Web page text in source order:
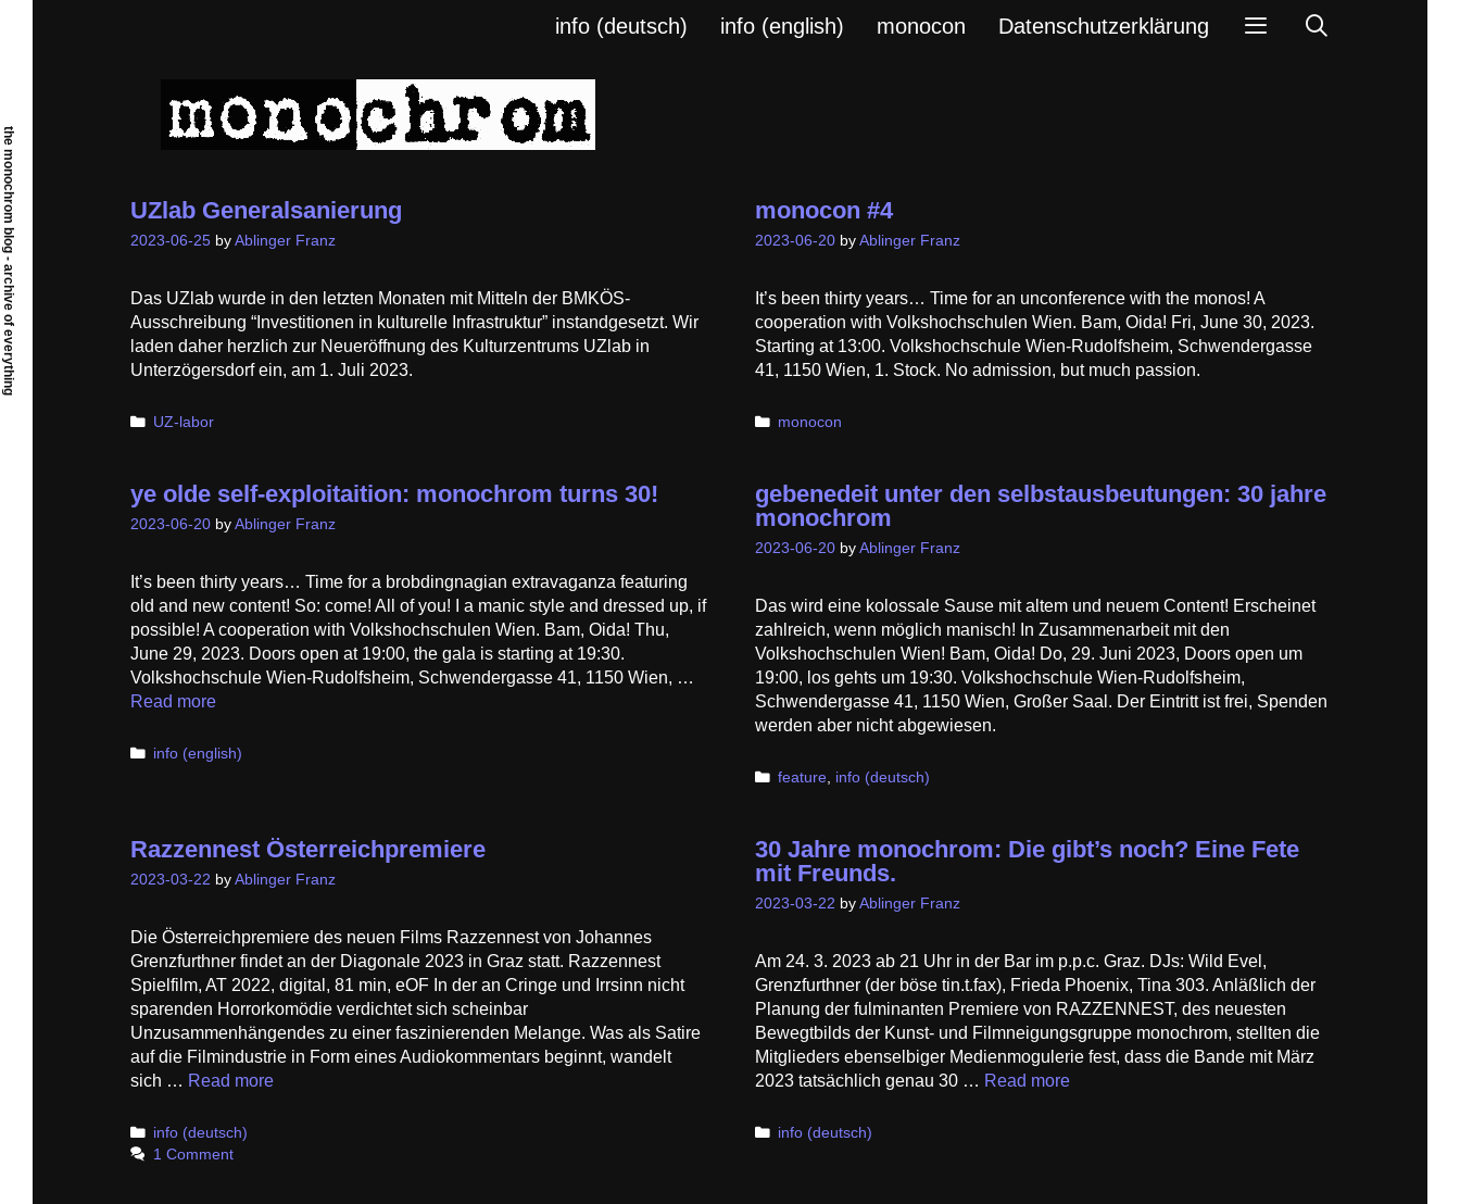
info (deutsch) info (english) monocon Datenschutzerklärung
UZlab Generalsanierung
2023-06-25 by Ablinger Franz
Das UZlab wurde in den letzten Monaten mit Mitteln der BMKÖS-
Ausschreibung “Investitionen in kulturelle Infrastruktur” instandgesetzt. Wir
laden daher herzlich zur Neueröffnung des Kulturzentrums UZlab in
Unterzögersdorf ein, am 1. Juli 2023.
Categories
UZ-labor
monocon #4
2023-06-20 by Ablinger Franz
It’s been thirty years… Time for an unconference with the monos! A
cooperation with Volkshochschulen Wien. Bam, Oida! Fri, June 30, 2023.
Starting at 13:00. Volkshochschule Wien-Rudolfsheim, Schwendergasse
41, 1150 Wien, 1. Stock. No admission, but much passion.
Categories
monocon
ye olde self-exploitaition: monochrom turns 30!
2023-06-20 by Ablinger Franz
It’s been thirty years… Time for a brobdingnagian extravaganza featuring
old and new content! So: come! All of you! I a manic style and dressed up, if
possible! A cooperation with Volkshochschulen Wien. Bam, Oida! Thu,
June 29, 2023. Doors open at 19:00, the gala is starting at 19:30.
Volkshochschule Wien-Rudolfsheim, Schwendergasse 41, 1150 Wien, …
Read more
Categories
info (english)
gebenedeit unter den selbstausbeutungen: 30 jahre
monochrom
2023-06-20 by Ablinger Franz
Das wird eine kolossale Sause mit altem und neuem Content! Erscheinet
zahlreich, wenn möglich manisch! In Zusammenarbeit mit den
Volkshochschulen Wien! Bam, Oida! Do, 29. Juni 2023, Doors open um
19:00, los gehts um 19:30. Volkshochschule Wien-Rudolfsheim,
Schwendergasse 41, 1150 Wien, Großer Saal. Der Eintritt ist frei, Spenden
werden aber nicht abgewiesen.
Categories
feature, info (deutsch)
Razzennest Österreichpremiere
2023-03-22 by Ablinger Franz
Die Österreichpremiere des neuen Films Razzennest von Johannes
Grenzfurthner findet an der Diagonale 2023 in Graz statt. Razzennest
Spielfilm, AT 2022, digital, 81 min, eOF In der an Cringe und Irrsinn nicht
sparenden Horrorkomödie verdichtet sich scheinbar
Unzusammenhängendes zu einer faszinierenden Melange. Was als Satire
auf die Filmindustrie in Form eines Audiokommentars beginnt, wandelt
sich … Read more
Categories
info (deutsch)
1 Comment
30 Jahre monochrom: Die gibt’s noch? Eine Fete
mit Freunds.
2023-03-22 by Ablinger Franz
Am 24. 3. 2023 ab 21 Uhr in der Bar im p.p.c. Graz. DJs: Wild Evel,
Grenzfurthner (der böse tin.t.fax), Frieda Phoenix, Tina 303. Anläßlich der
Planung der fulminanten Premiere von RAZZENNEST, des neuesten
Bewegtbilds der Kunst- und Filmneigungsgruppe monochrom, stellten die
Mitglieders ebenselbiger Medienmogulerie fest, dass die Bande mit März
2023 tatsächlich genau 30 … Read more
Categories
info (deutsch)
the monochrom blog - archive of everything